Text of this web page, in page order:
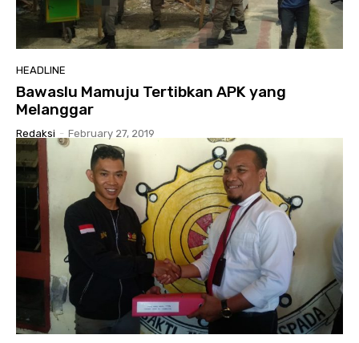
HEADLINE
Bawaslu Mamuju Tertibkan APK yang
Melanggar
Redaksi - February 27, 2019